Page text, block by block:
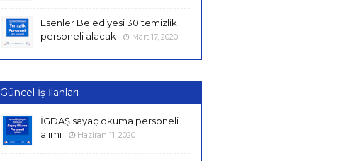
Esenler Belediyesi 30 temizlik
personeli alacak
Mart 17, 2020
Güncel İş İlanları
İGDAŞ sayaç okuma personeli
alımı
Haziran 11, 2020